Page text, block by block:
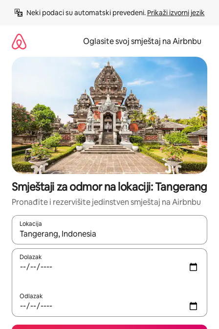
Neki podaci su automatski prevedeni. Prikaži izvorni jezik
Oglasite svoj smještaj na Airbnbu
Smještaji za odmor na lokaciji: Tangerang
Pronađite i rezervišite jedinstven smještaj na Airbnbu
Lokacija
Kad rezultati budu dostupni, krećite se gore i dolje pomoću
Dolazak
Odlazak